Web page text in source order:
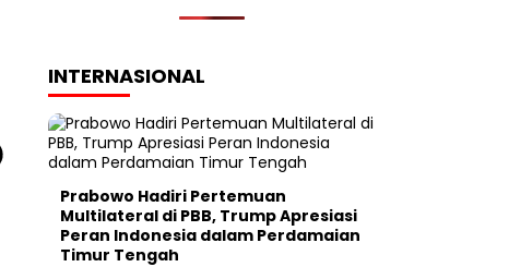
INTERNASIONAL
Prabowo Hadiri Pertemuan
Multilateral di PBB, Trump Apresiasi
Peran Indonesia dalam Perdamaian
Timur Tengah